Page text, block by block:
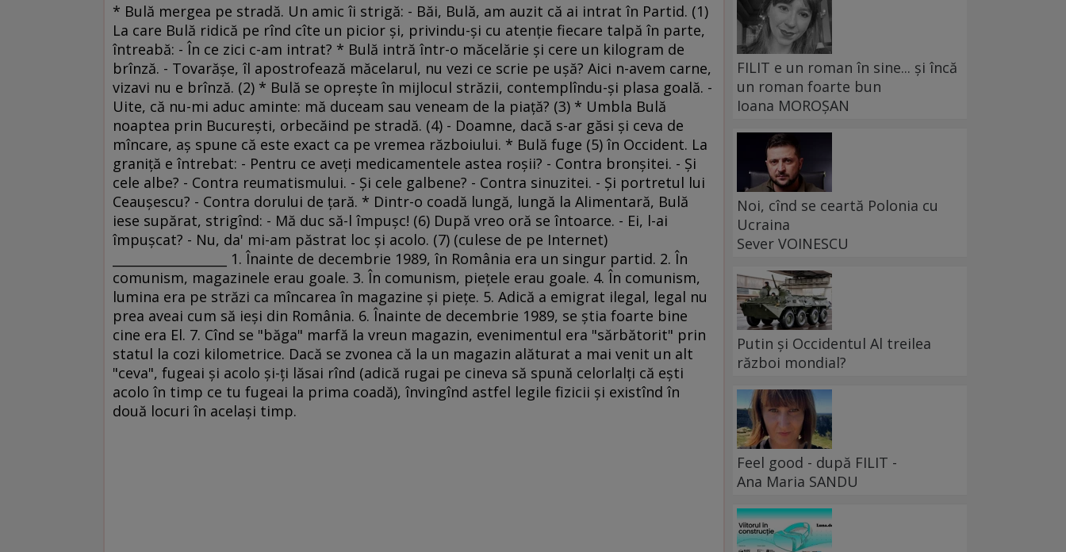
* Bulă mergea pe stradă. Un amic îi strigă: - Băi, Bulă, am auzit că ai intrat în Partid. (1)
La care Bulă ridică pe rînd cîte un picior şi, privindu-şi cu atenţie fiecare talpă în parte,
întreabă: - În ce zici c-am intrat? * Bulă intră într-o măcelărie şi cere un kilogram de
brînză. - Tovarăşe, îl apostrofează măcelarul, nu vezi ce scrie pe uşă? Aici n-avem carne,
vizavi nu e brînză. (2) * Bulă se opreşte în mijlocul străzii, contemplîndu-şi plasa goală. -
Uite, că nu-mi aduc aminte: mă duceam sau veneam de la piaţă? (3) * Umbla Bulă
noaptea prin Bucureşti, orbecăind pe stradă. (4) - Doamne, dacă s-ar găsi şi ceva de
mîncare, aş spune că este exact ca pe vremea războiului. * Bulă fuge (5) în Occident. La
graniţă e întrebat: - Pentru ce aveţi medicamentele astea roşii? - Contra bronşitei. - Şi
cele albe? - Contra reumatismului. - Şi cele galbene? - Contra sinuzitei. - Şi portretul lui
Ceauşescu? - Contra dorului de ţară. * Dintr-o coadă lungă, lungă la Alimentară, Bulă
iese supărat, strigînd: - Mă duc să-l împuşc! (6) După vreo oră se întoarce. - Ei, l-ai
împuşcat? - Nu, da' mi-am păstrat loc şi acolo. (7) (culese de pe Internet)
__________________ 1. Înainte de decembrie 1989, în România era un singur partid. 2. În
comunism, magazinele erau goale. 3. În comunism, pieţele erau goale. 4. În comunism,
lumina era pe străzi ca mîncarea în magazine şi pieţe. 5. Adică a emigrat ilegal, legal nu
prea aveai cum să ieşi din România. 6. Înainte de decembrie 1989, se ştia foarte bine
cine era El. 7. Cînd se "băga" marfă la vreun magazin, evenimentul era "sărbătorit" prin
statul la cozi kilometrice. Dacă se zvonea că la un magazin alăturat a mai venit un alt
"ceva", fugeai şi acolo şi-ţi lăsai rînd (adică rugai pe cineva să spună celorlalţi că eşti
acolo în timp ce tu fugeai la prima coadă), învingînd astfel legile fizicii şi existînd în
două locuri în acelaşi timp.
FILIT e un roman în sine... și încă
un roman foarte bun
Ioana MOROȘAN
Noi, cînd se ceartă Polonia cu
Ucraina
Sever VOINESCU
Putin și Occidentul Al treilea
război mondial?
Feel good - după FILIT -
Ana Maria SANDU